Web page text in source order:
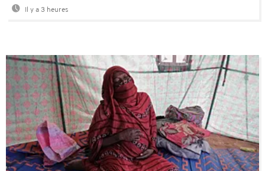
Il y a 3 heures